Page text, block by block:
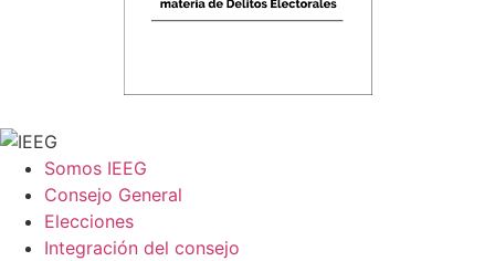
Somos IEEG
Consejo General
Elecciones
Integración del consejo